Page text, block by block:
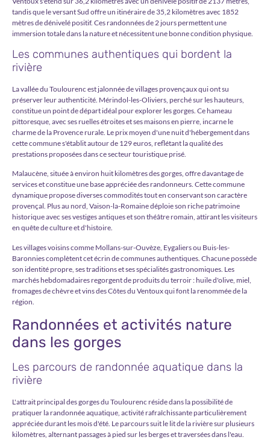
tandis que le versant Sud offre un itinéraire de 35,2 kilomètres avec 1852
mètres de dénivelé positif. Ces randonnées de 2 jours permettent une
immersion totale dans la nature et nécessitent une bonne condition physique.
Les communes authentiques qui bordent la
rivière
La vallée du Toulourenc est jalonnée de villages provençaux qui ont su
préserver leur authenticité. Mérin­dol-les-Oliviers, perché sur les hauteurs,
constitue un point de départ idéal pour explorer les gorges. Ce hameau
pittoresque, avec ses ruelles étroites et ses maisons en pierre, incarne le
charme de la Provence rurale. Le prix moyen d'une nuit d'hébergement dans
cette commune s'établit autour de 129 euros, reflétant la qualité des
prestations proposées dans ce secteur touristique prisé.
Malauc­ène, située à environ huit kilomètres des gorges, offre davantage de
services et constitue une base appréciée des randonneurs. Cette commune
dynamique propose diverses commodités tout en conservant son caractère
provençal. Plus au nord, Vaison-la-Romaine déploie son riche patrimoine
historique avec ses vestiges antiques et son théâtre romain, attirant les visiteurs
en quête de culture et d'histoire.
Les villages voisins comme Mollans-sur-Ouvèze, Eygaliers ou Buis-les-
Baronnies complètent cet écrin de communes authentiques. Chacune possède
son identité propre, ses traditions et ses spécialités gastronomiques. Les
marchés hebdomadaires regorgent de produits du terroir : huile d'olive, miel,
fromages de chèvre et vins des Côtes du Ventoux qui font la renommée de la
région.
Randonnées et activités nature
dans les gorges
Les parcours de randonnée aquatique dans la
rivière
L'attrait principal des gorges du Toulourenc réside dans la possibilité de
pratiquer la randonnée aquatique, activité rafraîchissante particulièrement
appréciée durant les mois d'été. Le parcours suit le lit de la rivière sur plusieurs
kilomètres, alternant passages à pied sur les berges et traversées dans l'eau.